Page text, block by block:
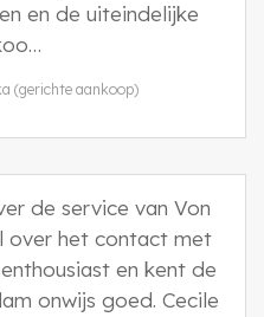
en de uiteindelijke
(gerichte aankoop)
de service van Von
over het contact met
en kent de
onwijs goed. Cecile